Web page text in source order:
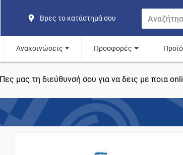
Βρες το κατάστημά σου
Ανακοινώσεις Προσφορές
Πες μας τη διεύθυνσή σου για να δεις με ποια